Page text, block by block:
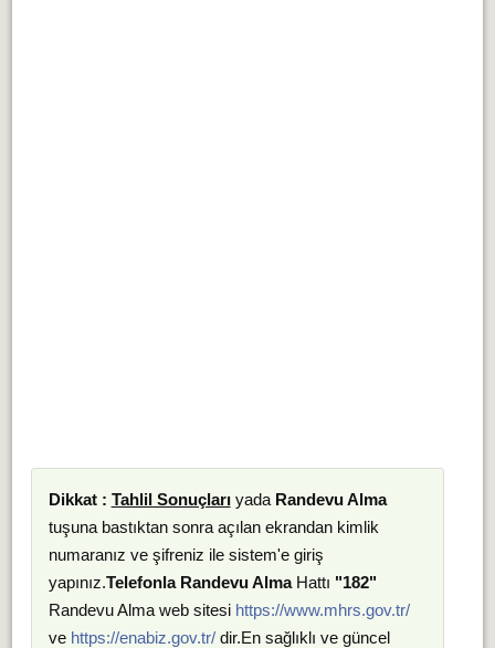
Dikkat : Tahlil Sonuçlarıyada Randevu Alma
tuşuna bastıktan sonra açılan ekrandan kimlik
numaranız ve şifreniz ile sistem'e giriş
yapınız.Telefonla Randevu AlmaHattı "182"
Randevu Alma web sitesi https://www.mhrs.gov.tr/
ve https://enabiz.gov.tr/dir.En sağlıklı ve güncel